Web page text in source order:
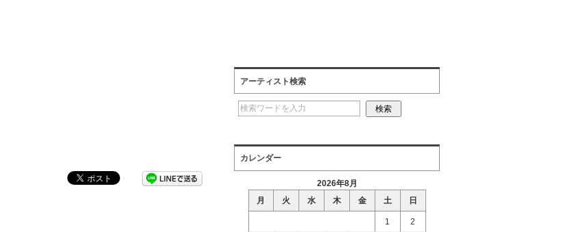
アーティスト検索
カレンダー
2026年8月
月
火 水 木 金 土 日
1 2